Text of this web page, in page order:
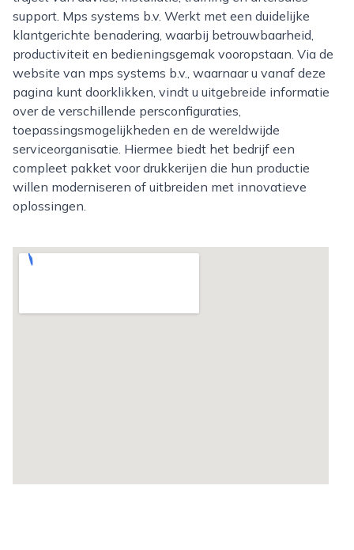
support. Mps systems b.v. Werkt met een duidelijke
klantgerichte benadering, waarbij betrouwbaarheid,
productiviteit en bedieningsgemak vooropstaan. Via de
website van mps systems b.v., waarnaar u vanaf deze
pagina kunt doorklikken, vindt u uitgebreide informatie
over de verschillende persconfiguraties,
toepassingsmogelijkheden en de wereldwijde
serviceorganisatie. Hiermee biedt het bedrijf een
compleet pakket voor drukkerijen die hun productie
willen moderniseren of uitbreiden met innovatieve
oplossingen.